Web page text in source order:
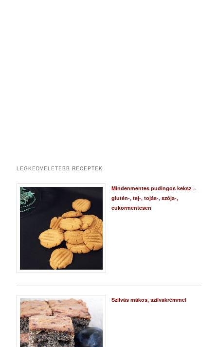
LEGKEDVELETEBB RECEPTEK
Mindenmentes pudingos keksz –
glutén-, tej-, tojás-, szója-,
cukormentesen
Szilvás mákos, szilvakrémmel